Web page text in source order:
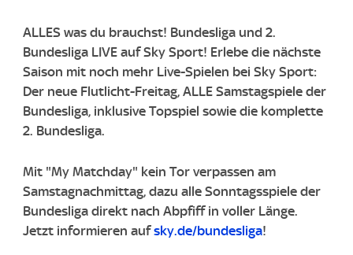
ALLES was du brauchst! Bundesliga und 2.
Bundesliga LIVE auf Sky Sport! Erlebe die nächste
Saison mit noch mehr Live-Spielen bei Sky Sport:
Der neue Flutlicht-Freitag, ALLE Samstagspiele der
Bundesliga, inklusive Topspiel sowie die komplette
2. Bundesliga.
Mit "My Matchday" kein Tor verpassen am
Samstagnachmittag, dazu alle Sonntagsspiele der
Bundesliga direkt nach Abpfiff in voller Länge.
Jetzt informieren aufsky.de/bundesliga!